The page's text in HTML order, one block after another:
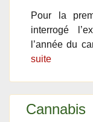
Pour la
interrogé
l’année du
suite
Cannabis